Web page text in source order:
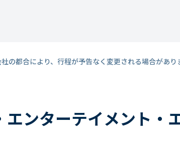
の都合により、行程が予告なく変更される場合があり
エンターテイメント・